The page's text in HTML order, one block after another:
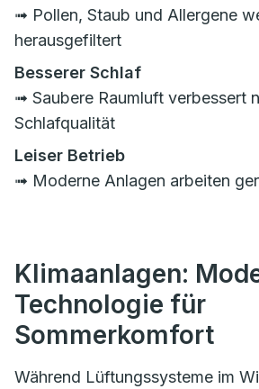
➟ Pollen, Staub und Allergene
herausgefiltert
Besserer Schlaf
➟ Saubere Raumluft verbessert
Schlafqualität
Leiser Betrieb
➟ Moderne Anlagen arbeiten
Klimaanlagen:
Technologie für
Sommerkomfort
Während Lüftungssysteme im